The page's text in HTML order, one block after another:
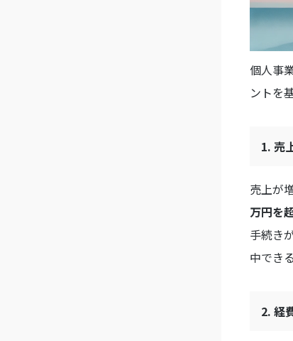
個人事
ントを
1. 売
売上が
万円を
手続き
中でき
2. 経